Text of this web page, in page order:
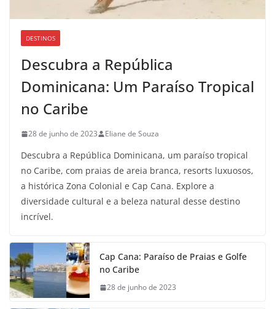
DESTINOS
Descubra a República
Dominicana: Um Paraíso Tropical
no Caribe
28 de junho de 2023 Eliane de Souza
Descubra a República Dominicana, um paraíso tropical
no Caribe, com praias de areia branca, resorts luxuosos,
a histórica Zona Colonial e Cap Cana. Explore a
diversidade cultural e a beleza natural desse destino
incrível.
Cap Cana: Paraíso de Praias e Golfe
no Caribe
28 de junho de 2023